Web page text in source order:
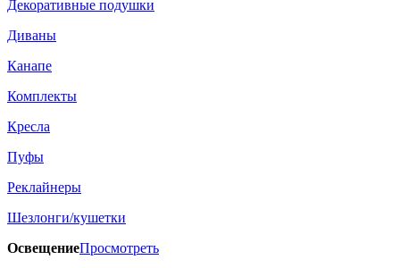
Декоративные подушки
Диваны
Канапе
Комплекты
Кресла
Пуфы
Реклайнеры
Шезлонги/кушетки
ОсвещениеПросмотреть